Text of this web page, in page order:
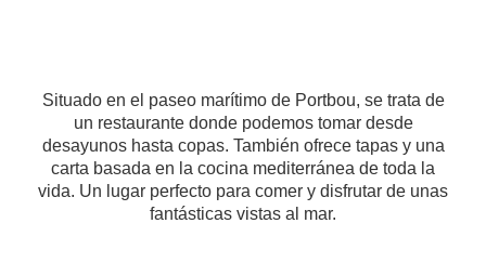
Situado en el paseo marítimo de Portbou, se trata de
un restaurante donde podemos tomar desde
desayunos hasta copas. También ofrece tapas y una
carta basada en la cocina mediterránea de toda la
vida. Un lugar perfecto para comer y disfrutar de unas
fantásticas vistas al mar.